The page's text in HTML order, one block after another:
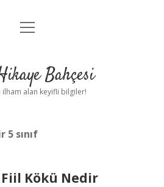
Anasayfa
Yasal Uyarı
menüyü
Bahçesi
ilham alan keyifli bilgiler!
5 sınıf
Fiil Kökü Nedir